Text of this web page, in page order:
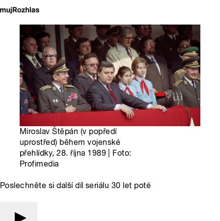
Miroslav Štěpán (v popředí
uprostřed) během vojenské
přehlídky, 28. října 1989 | Foto:
Profimedia
Poslechněte si další díl seriálu 30 let poté